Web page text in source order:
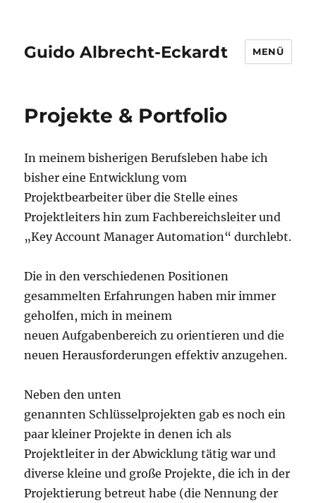
Guido Albrecht-Eckardt MENÜ
Projekte & Portfolio
In meinem bisherigen Berufsleben habe ich
bisher eine Entwicklung vom
Projektbearbeiter über die Stelle eines
Projektleiters hin zum Fachbereichsleiter und
„Key Account Manager Automation“ durchlebt.
Die in den verschiedenen Positionen
gesammelten Erfahrungen haben mir immer
geholfen, mich in meinem
neuen Aufgabenbereich zu orientieren und die
neuen Herausforderungen effektiv anzugehen.
Neben den unten
genannten Schlüsselprojekten gab es noch ein
paar kleiner Projekte in denen ich als
Projektleiter in der Abwicklung tätig war und
diverse kleine und große Projekte, die ich in der
Projektierung betreut habe (die Nennung der